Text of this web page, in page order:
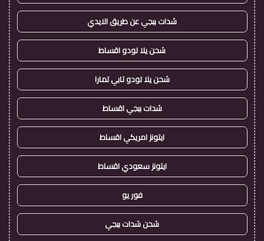
شدات ببجي عن طريق الايدي
شحن يلا لودو اقساط
شحن يلا لودو تابي تمارا
شدات ببجي اقساط
ايتونز امريكي اقساط
ايتونز سعودي اقساط
فور يو
شحن شدات ببجي